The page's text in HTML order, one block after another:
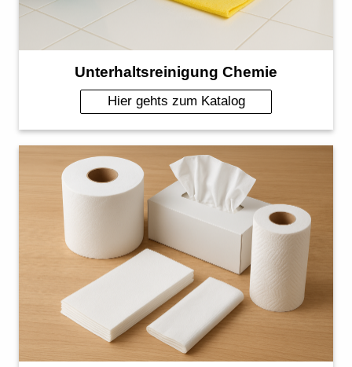
Unterhaltsreinigung Chemie
Hier gehts zum Katalog